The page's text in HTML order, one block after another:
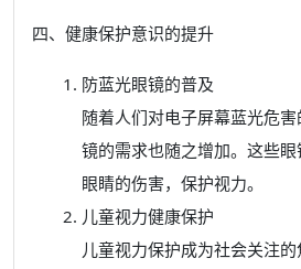
四、健康保护意识的提升
防蓝光眼镜的普及
随着人们对电子屏幕蓝光危
镜的需求也随之增加。这些
眼睛的伤害，保护视力。
儿童视力健康保护
儿童视力保护成为社会关注